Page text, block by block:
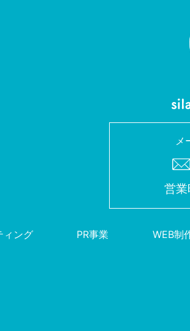
メ
営
ィング PR事業 WEB制